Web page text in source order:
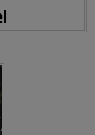
pero yo si desde